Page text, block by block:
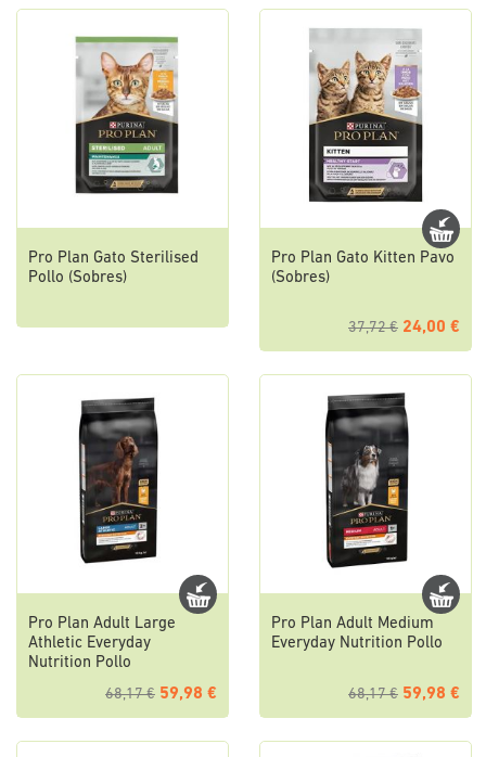
Pro Plan Gato Sterilised
Pollo (Sobres)
Pro Plan Gato Kitten Pavo
(Sobres)
37,72 € 24,00 €
Pro Plan Adult Large
Athletic Everyday
Nutrition Pollo
68,17 € 59,98 €
Pro Plan Adult Medium
Everyday Nutrition Pollo
68,17 € 59,98 €